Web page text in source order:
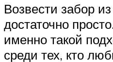
Возвести забор
достаточно
именно такой
среди тех, кто